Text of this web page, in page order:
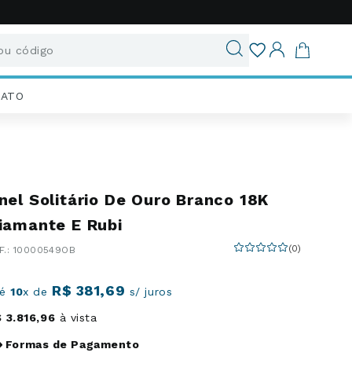
código
Solitário De Ouro Branco 18K
E Rubi
: 10000549OB (0)
10x de R$ 381,69 s/ juros
3.816,96 à vista
Formas de Pagamento